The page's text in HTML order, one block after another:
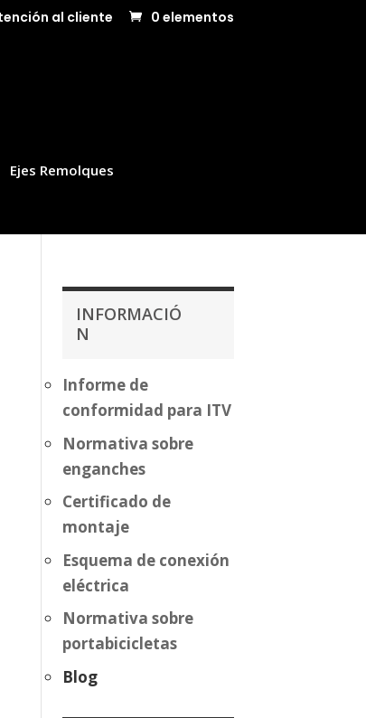
al cliente 0 elementos
Ejes Remolques
INFORMACIÓ
N
Informe de
conformidad para ITV
Normativa sobre
enganches
Certificado de
montaje
Esquema de conexión
eléctrica
Normativa sobre
portabicicletas
Blog